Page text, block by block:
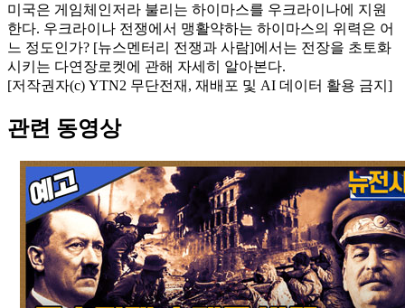
미국은 게임체인저라 불리는 하이마스를 우크라이나에 지원
한다. 우크라이나 전쟁에서 맹활약하는 하이마스의 위력은 어
느 정도인가? [뉴스멘터리 전쟁과 사람]에서는 전장을 초토화
시키는 다연장로켓에 관해 자세히 알아본다.
[저작권자(c) YTN2 무단전재, 재배포 및 AI 데이터 활용 금지]
관련 동영상